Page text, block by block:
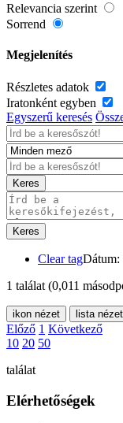
Relevancia szerint
Sorrend
Megjelenítés
Részletes adatok
Iratonként egyben
Egyszerű keresés
Keres
Keres
Clear tagDátum:
1 találat (0,011
ikon nézet lista nézet
Előző 1 Következő
10 20 50
találat
Elérhetőségek